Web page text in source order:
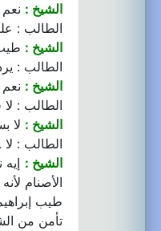
الشيخ : نعم
الطالب :
الشيخ :
الطالب :
الشيخ : نعم
الطالب : لا
الشيخ : لا
الطالب : لا
الشيخ :
الأصنام
طيب
تأمن من